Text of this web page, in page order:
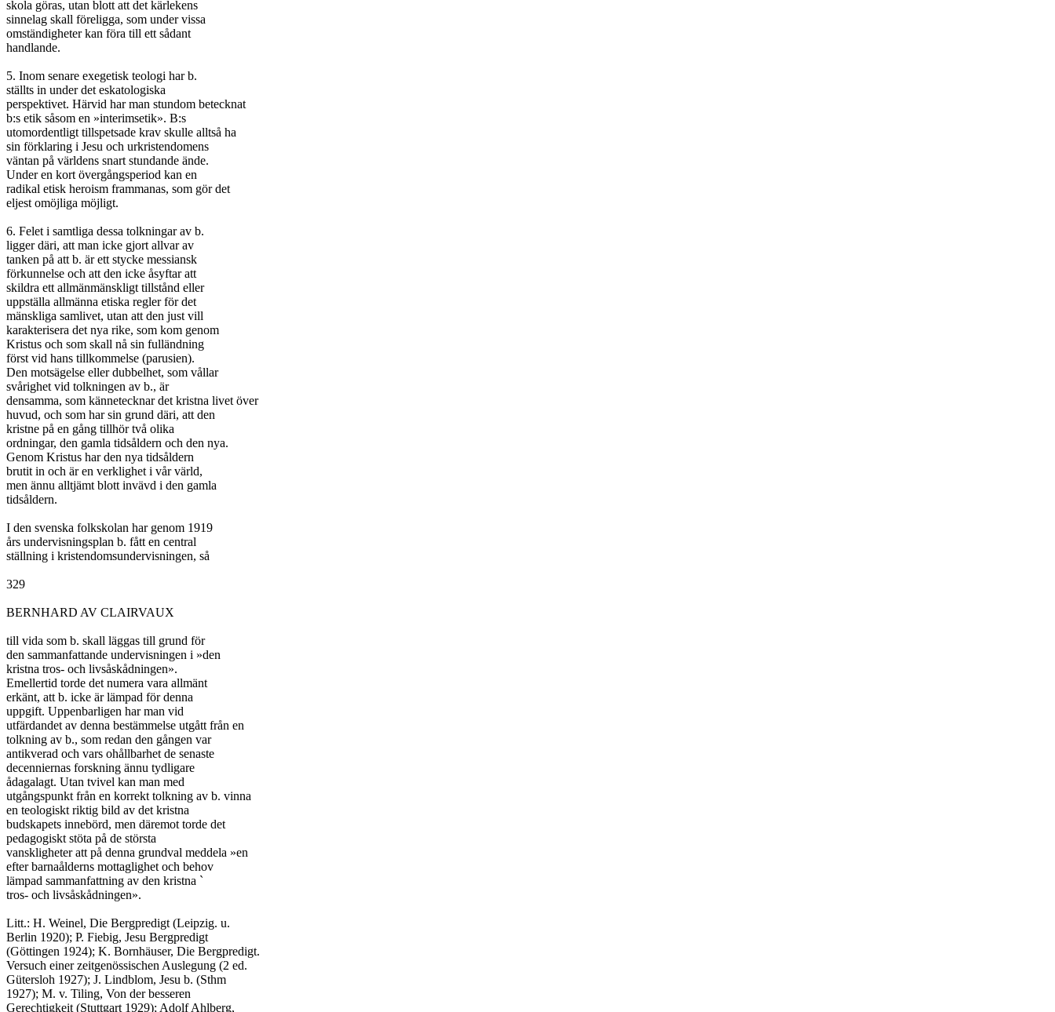
skola göras, utan blott att det kärlekens
sinnelag skall föreligga, som under vissa
omständigheter kan föra till ett sådant
handlande.
5. Inom senare exegetisk teologi har b.
ställts in under det eskatologiska
perspektivet. Härvid har man stundom betecknat
b:s etik såsom en »interimsetik». B:s
utomordentligt tillspetsade krav skulle alltså ha
sin förklaring i Jesu och urkristendomens
väntan på världens snart stundande ände.
Under en kort övergångsperiod kan en
radikal etisk heroism frammanas, som gör det
eljest omöjliga möjligt.
6. Felet i samtliga dessa tolkningar av b.
ligger däri, att man icke gjort allvar av
tanken på att b. är ett stycke messiansk
förkunnelse och att den icke åsyftar att
skildra ett allmänmänskligt tillstånd eller
uppställa allmänna etiska regler för det
mänskliga samlivet, utan att den just vill
karakterisera det nya rike, som kom genom
Kristus och som skall nå sin fulländning
först vid hans tillkommelse (parusien).
Den motsägelse eller dubbelhet, som vållar
svårighet vid tolkningen av b., är
densamma, som kännetecknar det kristna livet över
huvud, och som har sin grund däri, att den
kristne på en gång tillhör två olika
ordningar, den gamla tidsåldern och den nya.
Genom Kristus har den nya tidsåldern
brutit in och är en verklighet i vår värld,
men ännu alltjämt blott invävd i den gamla
tidsåldern.
I den svenska folkskolan har genom 1919
års undervisningsplan b. fått en central
ställning i kristendomsundervisningen, så
329
BERNHARD AV CLAIRVAUX
till vida som b. skall läggas till grund för
den sammanfattande undervisningen i »den
kristna tros- och livsåskådningen».
Emellertid torde det numera vara allmänt
erkänt, att b. icke är lämpad för denna
uppgift. Uppenbarligen har man vid
utfärdandet av denna bestämmelse utgått från en
tolkning av b., som redan den gången var
antikverad och vars ohållbarhet de senaste
decenniernas forskning ännu tydligare
ådagalagt. Utan tvivel kan man med
utgångspunkt från en korrekt tolkning av b. vinna
en teologiskt riktig bild av det kristna
budskapets innebörd, men däremot torde det
pedagogiskt stöta på de största
vanskligheter att på denna grundval meddela »en
efter barnaålderns mottaglighet och behov
lämpad sammanfattning av den kristna `
tros- och livsåskådningen».
Litt.: H. Weinel, Die Bergpredigt (Leipzig. u.
Berlin 1920); P. Fiebig, Jesu Bergpredigt
(Göttingen 1924); K. Bornhäuser, Die Bergpredigt.
Versuch einer zeitgenössischen Auslegung (2 ed.
Gütersloh 1927); J. Lindblom, Jesu b. (Sthm
1927); M. v. Tiling, Von der besseren
Gerechtigkeit (Stuttgart 1929); Adolf Ahlberg,